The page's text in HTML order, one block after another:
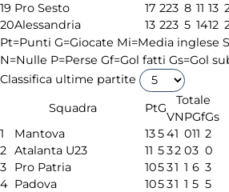
19 Pro Sesto 17 223 8 11 13
20Alessandria 13 223 5 1412
Pt=Punti G=Giocate Mi=Media inglese
N=Nulle P=Perse Gf=Gol fatti Gs=Gol
Classifica ultime partite
Squadra
PtG
Totale
VNPGfGs
1
Mantova 13541 011 2
2 Atalanta U23 11 532 03 0
3
Pro Patria 10531 1 6 3
4 Padova 10531 1 5 5